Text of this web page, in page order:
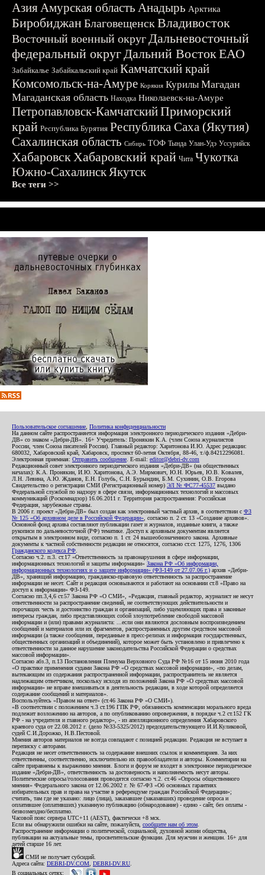
АзияАмурская область Анадырь Арктика
БиробиджанБлаговещенскВладивосток
Восточный военный округДальневосточный
федеральный округДальний ВостокЕАО
Забайкалье Забайкальский край Камчатский край
Комсомольск-на-Амуре Корякия Курилы Магадан
Магаданская область Находка Николаевск-на-Амуре
Петропавловск-КамчатскийПриморский
край Республика Бурятия Республика Саха (Якутия)
Сахалинская область Сибирь ТОФ Тында Улан-Удэ Уссурийск
ХабаровскХабаровский край Чита Чукотка
Южно-СахалинскЯкутск
Все теги >>
Пользовательское соглашение Политика конфиденциальности
На данном сайте распространяется информация электронного периодического издания «Дебри-
ДВ» со знаком «Дебри-ДВ». 16+ Учредитель: Пронякин К.А. (член Союза журналистов
России, член Союза писателей России). Главный редактор: Харитонова И.Ю. Адрес редакции:
680032, Хабаровский край, Хабаровск, проспект 60-летия Октября, 88-46, т./ф.84212296081.
Электронная приемная: Отправить сообщение . E-mail: editor@debri-dv.com
Редакционный совет электронного периодического издания «Дебри-ДВ» (на общественных
началах): К.А. Пронякин, И.Ю. Харитонова, А.Э. Мирмович, Ю.Н. Юрьев, Ю.В. Ковалев,
Л.Н. Левина, А.Ю. Жданов, Е.Н. Голубь, С.Н. Бурындин, Б.М. Сухинин, О.В. Егорова
Свидетельство о регистрации СМИ (Регистрационный номер) ЭЛ № ФС77-45537 выдано
Федеральной службой по надзору в сфере связи, информационных технологий и массовых
коммуникаций (Роскомнадзор) 16.06.2011 г. Территория распространения: Российская
Федерация, зарубежные страны.
В 2006 г. проект «Дебри-ДВ» был создан как электронный частный архив, в соответствии с ФЗ
№ 125 «Об архивном деле в Российской Федерации» , согласно п. 2 ст. 13 «Создание архивов».
Основной фонд архива составляют публикации газет и журналов, изданные книги, а также
рукописи по дальневосточной (РФ) тематике. Доступ к архивным документам является
открытым в электронном виде, согласно п. 1 ст. 24 вышеобозначенного закона. Архивные
документы к частной собственности редакции не относятся, согласно ст.ст. 1275, 1276, 1306
Гражданского кодекса РФ
Согласно ч.2. п.3. ст.17 «Ответственность за правонарушения в сфере информации,
информационных технологий и защиты информации» Закона РФ «Об информации,
информационных технологиях и о защите информации» (ФЗ-149 от 27.07.06 г.) архив «Дебри-
ДВ», хранящий информацию, гражданско-правовую ответственность за распространение
информации не несет. Сайт и редакция основываются и работают на основании ст.8 «Право на
доступ к информации» ФЗ-149.
Согласно пп.3,4,6 ст.57 Закона РФ «О СМИ», «Редакция, главный редактор, журналист не несут
ответственности за распространение сведений, не соответствующих действительности и
порочащих честь и достоинство граждан и организаций, либо ущемляющих права и законные
интересы граждан, либо представляющих собой злоупотребление свободой массовой
информации и (или) правами журналиста: ...если они являются дословным воспроизведением
сообщений и материалов или их фрагментов, распространенных другим средством массовой
информации (а также сообщения, переданные в пресс-релизах и информация государственных,
общественных организаций и объединений), которое может быть установлено и привлечено к
ответственности за данное нарушение законодательства Российской Федерации о средствах
массовой информации».
Согласно абз.3, п.13 Постановления Пленума Верховного Суда РФ №16 от 15 июня 2010 года
«О практике применения судами Закона РФ «О средствах массовой информации», «по делам,
вытекающим из содержания распространенной информации, распространитель не является
надлежащим ответчиком, поскольку исходя из положений Закона РФ «О средствах массовой
информации» не вправе вмешиваться в деятельность редакции, в ходе которой определяется
содержание сообщений и материалов».
Воспользуйтесь «Правом на ответ» (ст.46 Закона РФ «О СМИ»).
«В соответствии с положением ч.3 ст.196 ГПК РФ, обязанность компенсации морального вреда
подлежит возложению на авторов, а по опубликованию опровержения, в порядке ч.2 ст.152 ГК
РФ - на учредителя и главного редактор», - из апелляционного определения Хабаровского
краевого суда от 22.08.2012 г. (дело №33-5325/2012) председательствующего И.И.Куликовой,
судей С.И.Дорожко, Н.В.Пестовой.
Мнения авторов материалов не всегда совпадают с позицией редакции. Редакция не вступает в
переписку с авторами.
Редакция не несет ответственность за содержание внешних ссылок и комментариев. За них
ответственны, соответственно, исключительно их правообладатели и авторы. Комментарии на
сайте приравнены к выражению мнения. Блоги и форум не входят в электронное периодическое
издание «Дебри-ДВ», ответственность за достоверность и наполняемость несут авторы.
Политические опросы/голосования проводятся согласно ч.2. ст.46 «Опросы общественного
мнения» Федерального закона от 12.06.2002 г. № 67-ФЗ «Об основных гарантиях
избирательных прав и права на участие в референдуме граждан Российской Федерации»;
считать, там где не указано: лицо (лица), заказавшее (заказавших) проведение опроса и
оплатившее (оплативших) указанную публикацию (обнародование) - едино - сайт, без оплаты -
безвозмездно/бесплатно.
Часовой пояс сервера UTC+11 (AEST), фактически +8 мск.
Если вы обнаружили ошибки на сайте, пожалуйста, сообщите нам об этом
Распространение информации о политической, социальной, духовной жизни общества,
публикации на актуальные темы, просветительские функции. Для мужчин и женщин. 16+ для
детей старше 16 лет.
СМИ не получает субсидий.
Адреса сайта: DEBRI-DV.COM DEBRI-DV.RU
В социальных сетях: